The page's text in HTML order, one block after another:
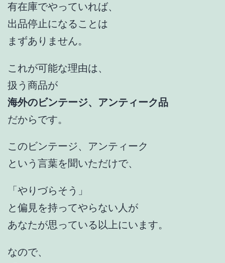
有在庫でやっていれば、
出品停止になることは
まずありません。
これが可能な理由は、
扱う商品が
海外のビンテージ、アンティーク品
だからです。
このビンテージ、アンティーク
という言葉を聞いただけで、
「やりづらそう」
と偏見を持ってやらない人が
あなたが思っている以上にいます。
なので、